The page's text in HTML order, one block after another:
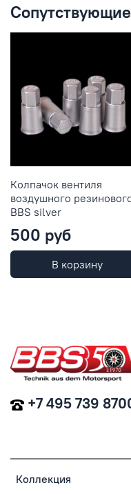
Колпачок вентиля
воздушного
BBS silver
500 руб
В корзину
Коллекция
+7 495 739